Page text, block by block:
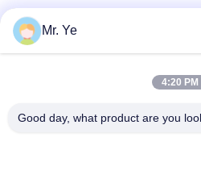
पता
Mr. Ye
4:20 PM
Good day, what product are you